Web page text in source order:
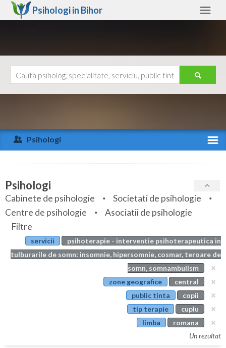
Psihologi in Bihor
Arad
Arges
Bihor
Bistrita-Nasaud
Botosani
Braila
Ajutor
Psihologi
Specialitati
Servicii
Articole
Evenimente
Psihologi
Cabinete de psihologie
Societati de psihologie
Centre de psihologie
Asociatii de psihologie
Filtre
servicii
psihoterapie - interventie psihoterapeutica in
tulburarile de somn: insomnie, hipersomnie, cosmar, teroare de
somn, somnambulism
zone geografice
central
public tinta
copii
tip terapie
cuplu
limba
romana
Un rezultat